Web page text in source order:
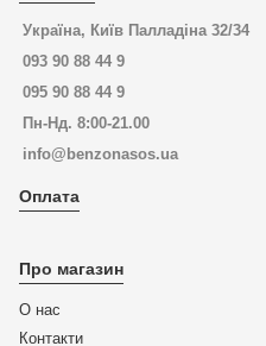
Україна, Київ Палладіна 32/34
093 90 88 44 9
095 90 88 44 9
Пн-Нд. 8:00-21.00
info@benzonasos.ua
Оплата
Про магазин
О нас
Контакти